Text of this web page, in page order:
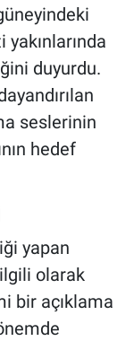
duyurdu.
seslerinin
hedef
yapan
olarak
bir açıklama